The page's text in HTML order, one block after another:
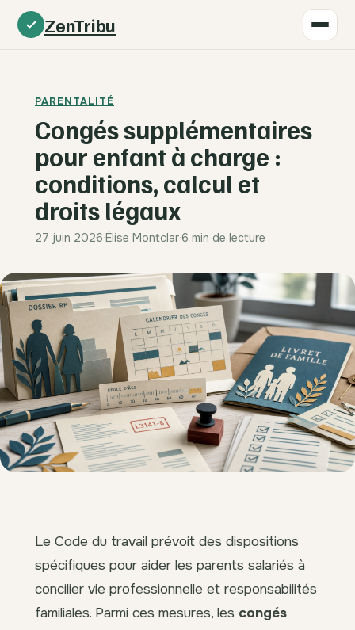
ZenTribu
PARENTALITÉ
Congés supplémentaires
pour enfant à charge :
conditions, calcul et
droits légaux
27 juin 2026·Élise Montclar·6 min de lecture
Le Code du travail prévoit des dispositions
spécifiques pour aider les parents salariés à
concilier vie professionnelle et responsabilités
familiales. Parmi ces mesures, les congés